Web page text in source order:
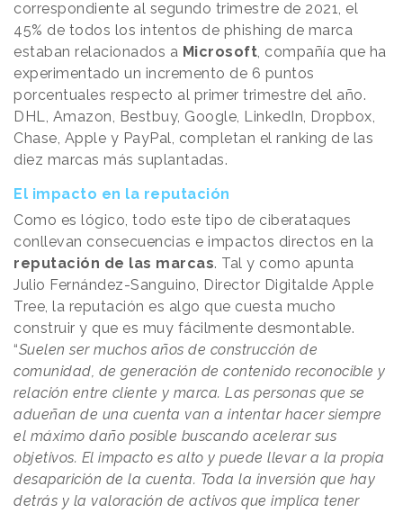
correspondiente al segundo trimestre de 2021, el
45% de todos los intentos de phishing de marca
estaban relacionados a Microsoft, compañía que ha
experimentado un incremento de 6 puntos
porcentuales respecto al primer trimestre del año.
DHL, Amazon, Bestbuy, Google, LinkedIn, Dropbox,
Chase, Apple y PayPal, completan el ranking de las
diez marcas más suplantadas.
El impacto en la reputación
Como es lógico, todo este tipo de ciberataques
conllevan consecuencias e impactos directos en la
reputación de las marcas. Tal y como apunta
Julio Fernández-Sanguino, Director Digitalde Apple
Tree, la reputación es algo que cuesta mucho
construir y que es muy fácilmente desmontable.
“Suelen ser muchos años de construcción de
comunidad, de generación de contenido reconocible y
relación entre cliente y marca. Las personas que se
adueñan de una cuenta van a intentar hacer siempre
el máximo daño posible buscando acelerar sus
objetivos. El impacto es alto y puede llevar a la propia
desaparición de la cuenta. Toda la inversión que hay
detrás y la valoración de activos que implica tener